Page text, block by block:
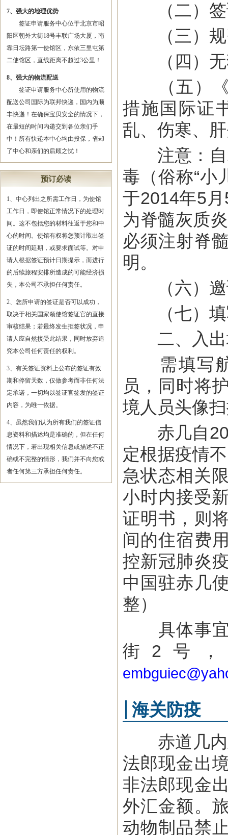
7、强大的地理优势
签证申请服务中心位于北京市昭
阳区朝外大街18号丰联广场大厦，南
靠日坛路第一使馆区，东依三里屯第
二使馆区，直线距离不超过3公里！
8、强大的物流配送
签证申请服务中心所使用的物流
配送公司国际为联邦快递，国内为顺
丰快递！在确保宝贝安全的情况下，
在最短的时间内递交到各位亲们手
中！所有快递本中心均由投保，省却
了中心和亲们的后顾之忧！
预订必读
1、中心列出之所需工作日，为使馆
工作日，即使馆正常情况下的处理时
间。这不包括您的材料往返于您和中
心的时间。使馆有权将您预计取出签
证的时间延期，或要求面试等。对申
请人根据签证预计日期提示，而进行
的后续旅程安排所造成的可能经济损
失，本公司不承担任何责任。
2、您所申请的签证是否可以成功，
取决于相关国家领使馆签证官的直接
审核结果；若最终发生拒签状况，申
请人应自然接受此结果，同时放弃追
究本公司任何责任的权利。
3、有关签证资料上公布的签证有效
期和停留天数，仅做参考而非任何法
定承诺，一切均以签证官签发的签证
内容，为唯一依据。
4、虽然我们认为所有我们的签证信
息资料和描述均是准确的，但在任何
情况下，若出现相关信息或描述不正
确或不完整的情形，我们并不向您或
者任何第三方承担任何责任。
（二）签
（三）规
（四）无
（五）《
措施国际证
乱、伤寒、
注意：自
毒（俗称“小
于2014年5
为脊髓灰质
必须注射脊
明。
（六）邀
（七）填
二、入出
需填写航
员，同时将
境人员头像
赤几自
定根据疫情
急状态相关
小时内接受
证明书，则
间的住宿费
控新冠肺炎
中国驻赤几
整）
具体事宜
街2号，
海关防疫
赤道几内
法郎现金出
非法郎现金
外汇金额。
动物制品禁